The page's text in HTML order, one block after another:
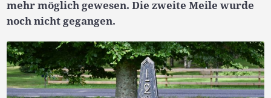
mehr möglich gewesen. Die zweite Meile wurde
noch nicht gegangen.